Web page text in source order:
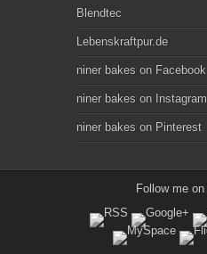
Blendtec
Lebenskraftpur.de
niner bakes on Facebook
niner bakes on Instagram
niner bakes on Pinterest
Follow me on